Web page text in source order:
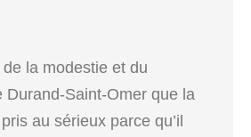
la modestie et du
Durand-Saint-Omer que la
au sérieux parce qu’il